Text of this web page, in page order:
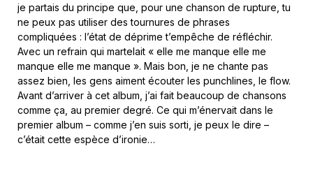
je partais du principe que, pour une chanson de rupture, tu
ne peux pas utiliser des tournures de phrases
compliquées : l’état de déprime t’empêche de réfléchir.
Avec un refrain qui martelait « elle me manque elle me
manque elle me manque ». Mais bon, je ne chante pas
assez bien, les gens aiment écouter les punchlines, le flow.
Avant d’arriver à cet album, j’ai fait beaucoup de chansons
comme ça, au premier degré. Ce qui m’énervait dans le
premier album – comme j’en suis sorti, je peux le dire –
c’était cette espèce d’ironie…